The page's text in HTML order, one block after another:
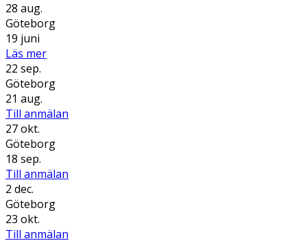
28 aug.
Göteborg
19 juni
Läs mer
22 sep.
Göteborg
21 aug.
Till anmälan
27 okt.
Göteborg
18 sep.
Till anmälan
2 dec.
Göteborg
23 okt.
Till anmälan